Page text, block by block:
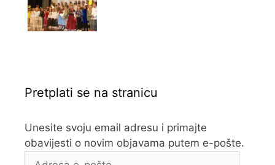
Pretplati se na stranicu
Unesite svoju email adresu i primajte
obavijesti o novim objavama putem e-pošte.
Adresa